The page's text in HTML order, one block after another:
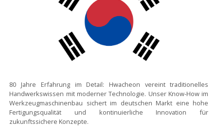
80 Jahre Erfahrung im Detail: Hwacheon vereint traditionelles
Handwerkswissen mit moderner Technologie. Unser Know-How im
Werkzeugmaschinenbau sichert im deutschen Markt eine hohe
Fertigungsqualität und kontinuierliche Innovation für
zukunftssichere Konzepte.